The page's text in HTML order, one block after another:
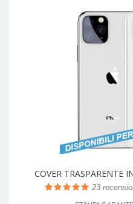
COVER TRASPARENTE
23